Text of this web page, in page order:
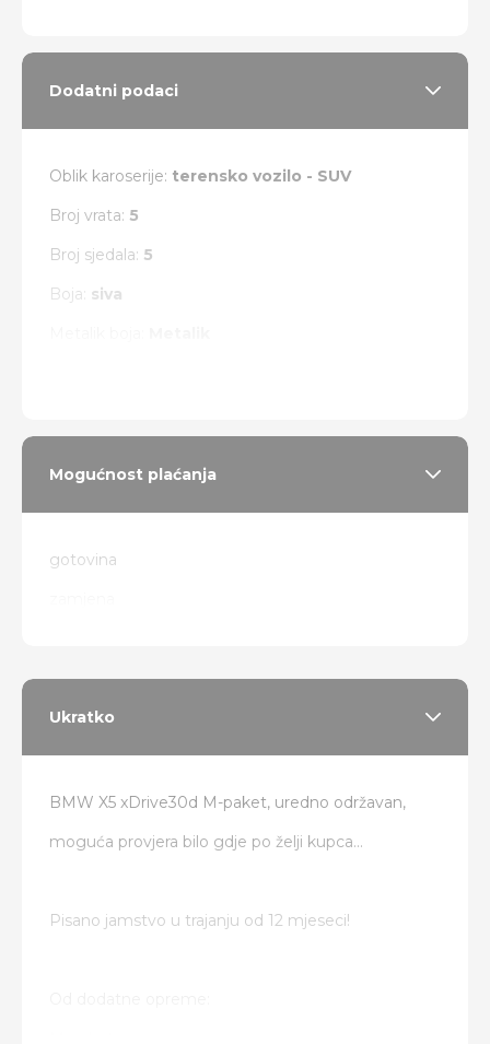
Dodatni podaci
Oblik karoserije: terensko vozilo - SUV
Broj vrata: 5
Broj sjedala: 5
Boja: siva
Mogućnost plaćanja
gotovina
Ukratko
BMW X5 xDrive30d M-paket, uredno održavan,
moguća provjera bilo gdje po želji kupca...
Pisano jamstvo u trajanju od 12 mjeseci!